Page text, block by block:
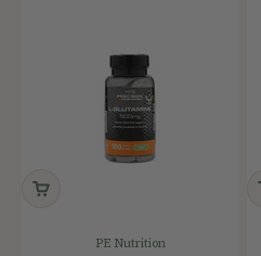
PE Nutrition